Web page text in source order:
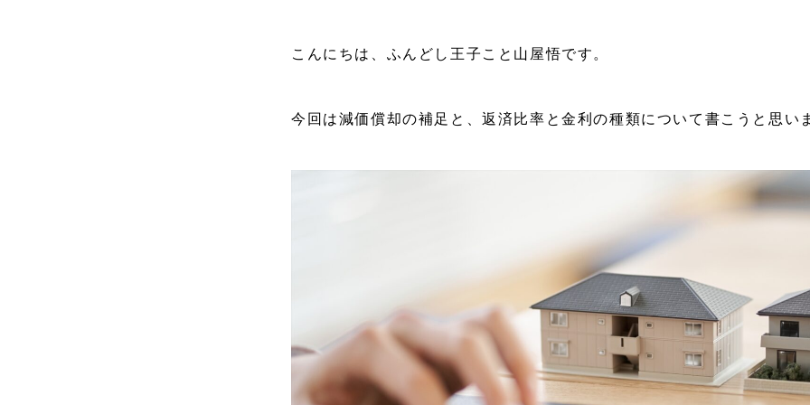
こんにちは、ふんどし王子こと山屋悟です。
今回は減価償却の補足と、返済比率と金利の種類について書こうと思い